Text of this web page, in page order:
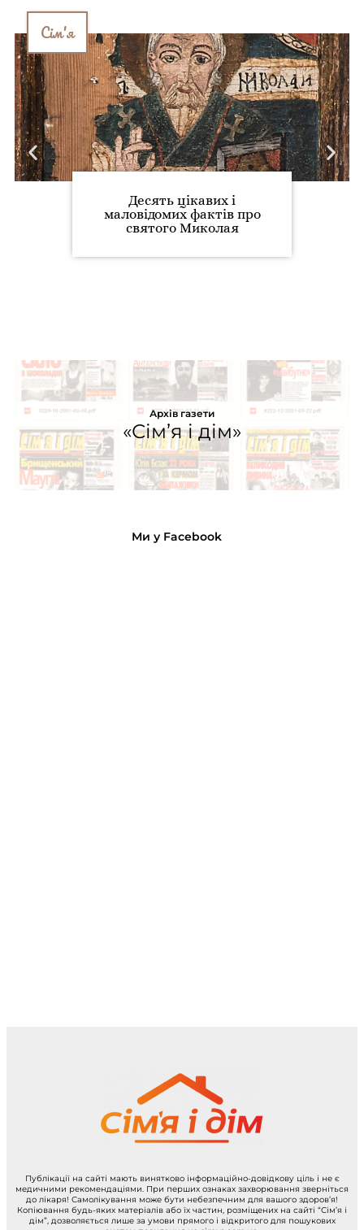
Сім'я
Десять цікавих і
маловідомих фактів про
святого Миколая
Архів газети
«Сім’я і дім»
Ми у Facebook
Публікації на сайті мають винятково інформаційно-довідкову ціль і не є
медичними рекомендаціями. При перших ознаках захворювання зверніться
до лікаря! Самолікування може бути небезпечним для вашого здоров’я!
Копіювання будь-яких матеріалів або їх частин, розміщених на сайті “Сім’я і
дім”, дозволяється лише за умови прямого і відкритого для пошукових